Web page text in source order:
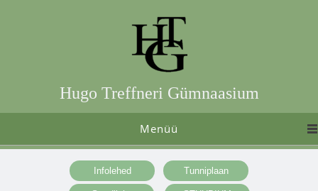
Hugo Treffneri Gümnaasium
Menüü